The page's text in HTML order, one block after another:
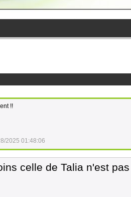
!!
2025 01:48:06
celle de Talia n'est